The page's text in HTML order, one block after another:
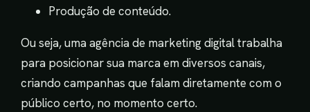
Produção de conteúdo.
Ou seja, uma agência de marketing digital trabalha
para posicionar sua marca em diversos canais,
criando campanhas que falam diretamente com o
público certo, no momento certo.